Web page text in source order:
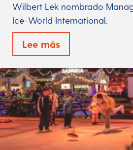
Wilbert Lek nombrado
Ice-World International.
Lee más